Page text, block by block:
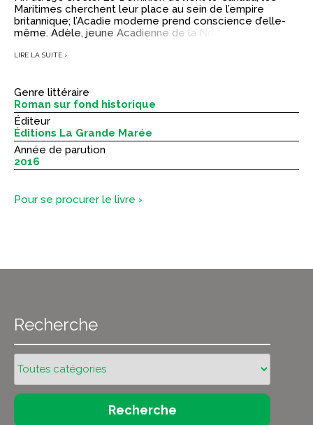
Maritimes cherchent leur place au sein de l’empire
britannique; l’Acadie moderne prend conscience d’elle-
même. Adèle, jeune Acadienne de la Nouvelle-Écosse,
de moments historiques tels que la fin de la marine à
minorités pour lesquelles elle prend parti: les
francophones et les femmes, qui demandent des droits.
LIRE LA SUITE ›
Genre littéraire
Roman sur fond historique
Éditeur
Éditions La Grande Marée
Année de parution
2016
Pour se procurer le livre ›